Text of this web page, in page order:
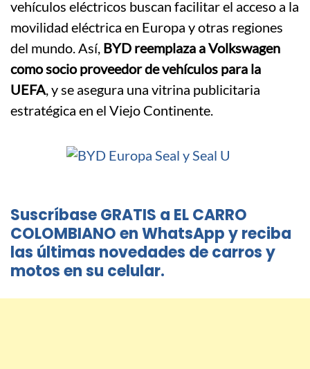
vehículos eléctricos buscan facilitar el acceso a la
movilidad eléctrica en Europa y otras regiones
del mundo. Así, BYD reemplaza a Volkswagen
como socio proveedor de vehículos para la
UEFA, y se asegura una vitrina publicitaria
estratégica en el Viejo Continente.
Suscríbase GRATIS a EL CARRO
COLOMBIANO en WhatsApp y reciba
las últimas novedades de carros y
motos en su celular.